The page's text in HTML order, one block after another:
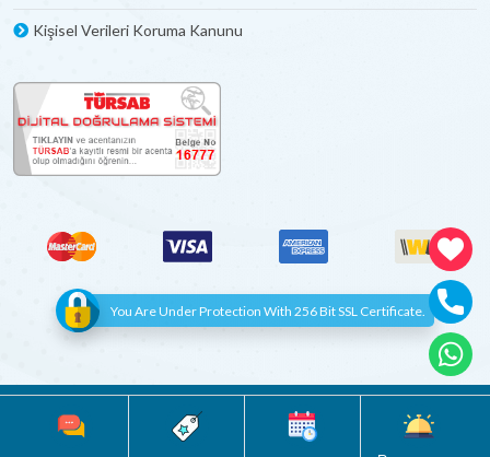
Kişisel Verileri Koruma Kanunu
You Are Under Protection With 256 Bit SSL Certificate.
© Copyright 2012 - 2022 | All Rights Reserved